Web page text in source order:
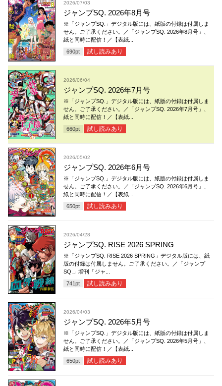
2026/07/03
ジャンプSQ. 2026年8月号
※「ジャンプSQ.」デジタル版には、紙版の付録は付属しま
せん。ご了承ください。／「ジャンプSQ. 2026年8月号」、
紙と同時に配信！／【表紙...
690pt 試し読みあり
2026/06/04
ジャンプSQ. 2026年7月号
※「ジャンプSQ.」デジタル版には、紙版の付録は付属しま
せん。ご了承ください。／「ジャンプSQ. 2026年7月号」、
紙と同時に配信！／【表紙...
660pt 試し読みあり
2026/05/02
ジャンプSQ. 2026年6月号
※「ジャンプSQ.」デジタル版には、紙版の付録は付属しま
せん。ご了承ください。／「ジャンプSQ. 2026年6月号」、
紙と同時に配信！／【表紙...
650pt 試し読みあり
2026/04/28
ジャンプSQ. RISE 2026 SPRING
※「ジャンプSQ. RISE 2026 SPRING」デジタル版には、紙
版の付録は付属しません。ご了承ください。／「ジャンプ
SQ.」増刊「ジャ...
741 pt 試し読みあり
2026/04/03
ジャンプSQ. 2026年5月号
※「ジャンプSQ.」デジタル版には、紙版の付録は付属しま
せん。ご了承ください。／「ジャンプSQ. 2026年5月号」、
紙と同時に配信！／【表紙...
650pt 試し読みあり